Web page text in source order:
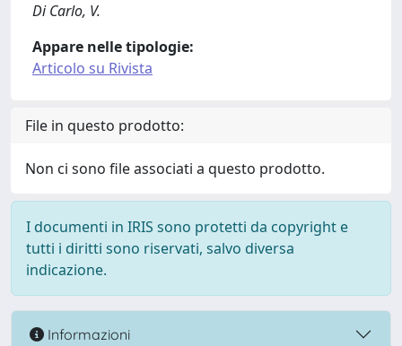
Di Carlo, V.
Appare nelle tipologie:
Articolo su Rivista
File in questo prodotto:
Non ci sono file associati a questo prodotto.
I documenti in IRIS sono protetti da copyright e
tutti i diritti sono riservati, salvo diversa
indicazione.
Informazioni